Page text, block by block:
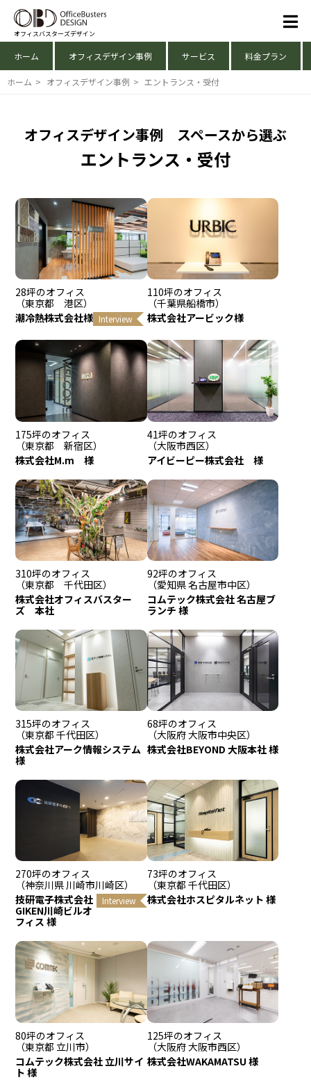
オフィスバスターズデザイン
ホーム オフィスデザイン事例 サービス 料金プラン
ホーム > オフィスデザイン事例 > エントランス・受付
オフィスデザイン事例 スペースから選ぶ
エントランス・受付
28坪のオフィス
（東京都 港区）
潮冷熱株式会社様 Interview
110坪のオフィス
（千葉県船橋市）
株式会社アービック様
175坪のオフィス
（東京都 新宿区）
株式会社M.m 様
41坪のオフィス
（大阪市西区）
アイビーピー株式会社 様
310坪のオフィス
（東京都 千代田区）
株式会社オフィスバスター
ズ 本社
92坪のオフィス
（愛知県 名古屋市中区）
コムテック株式会社 名古屋ブ
ランチ 様
315坪のオフィス
（東京都 千代田区）
株式会社アーク情報システム
様
68坪のオフィス
（大阪府 大阪市中央区）
株式会社BEYOND 大阪本社 様
270坪のオフィス
（神奈川県 川崎市川崎区）
技研電子株式会社
GIKEN川崎ビルオ
フィス 様
Interview
73坪のオフィス
（東京都 千代田区）
株式会社ホスピタルネット 様
80坪のオフィス
（東京都 立川市）
コムテック株式会社 立川サイ
ト 様
125坪のオフィス
（大阪府 大阪市西区）
株式会社WAKAMATSU 様